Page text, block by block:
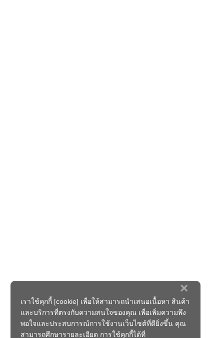
×
เราใช้คุกกี้ [cookie] เพื่อให้สามารถนำเสนอเนื้อหา สินค้า
และบริการที่ตรงกับความสนใจของคุณ เพื่อเพิ่มความพึง
พอใจและประสบการณ์การใช้งานเว็บไซต์ที่ดียิ่งขึ้น คุณ
สามารถศึกษารายละเอียด การใช้คุกกี้ได้ที่